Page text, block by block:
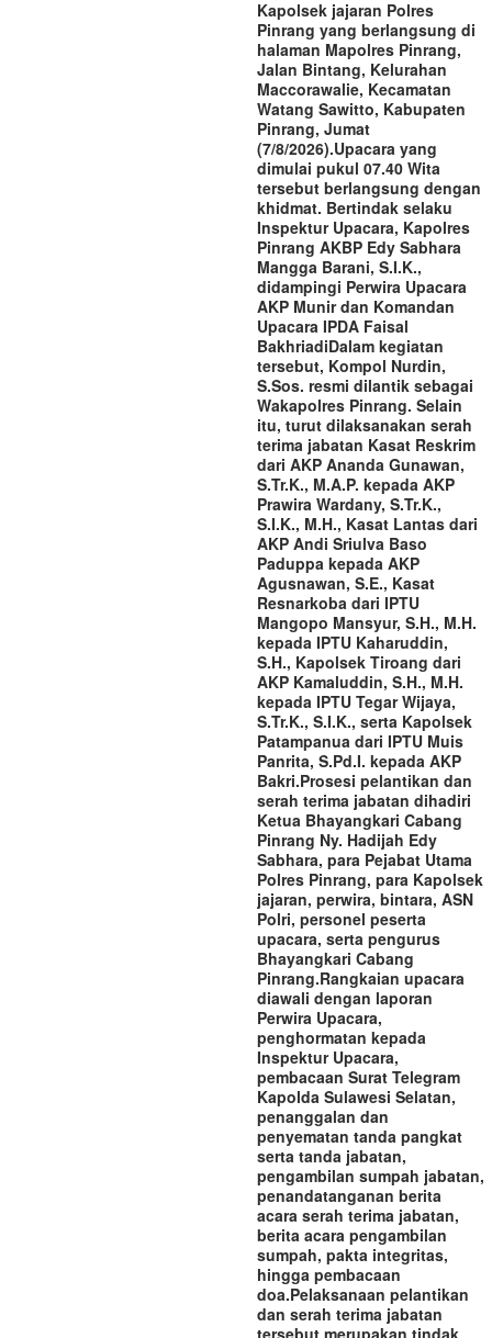
Kapolsek jajaran Polres
Pinrang yang berlangsung di
halaman Mapolres Pinrang,
Jalan Bintang, Kelurahan
Maccorawalie, Kecamatan
Watang Sawitto, Kabupaten
Pinrang, Jumat
(7/8/2026).‎‎Upacara yang
dimulai pukul 07.40 Wita
tersebut berlangsung dengan
khidmat. Bertindak selaku
Inspektur Upacara, Kapolres
Pinrang AKBP Edy Sabhara
Mangga Barani, S.I.K.,
didampingi Perwira Upacara
AKP Munir dan Komandan
Upacara IPDA Faisal
Bakhriadi‎‎Dalam kegiatan
tersebut, Kompol Nurdin,
S.Sos. resmi dilantik sebagai
Wakapolres Pinrang. Selain
itu, turut dilaksanakan serah
terima jabatan Kasat Reskrim
dari AKP Ananda Gunawan,
S.Tr.K., M.A.P. kepada AKP
Prawira Wardany, S.Tr.K.,
S.I.K., M.H., Kasat Lantas dari
AKP Andi Sriulva Baso
Paduppa kepada AKP
Agusnawan, S.E., Kasat
Resnarkoba dari IPTU
Mangopo Mansyur, S.H., M.H.
kepada IPTU Kaharuddin,
S.H., Kapolsek Tiroang dari
AKP Kamaluddin, S.H., M.H.
kepada IPTU Tegar Wijaya,
S.Tr.K., S.I.K., serta Kapolsek
Patampanua dari IPTU Muis
Panrita, S.Pd.I. kepada AKP
Bakri.‎‎Prosesi pelantikan dan
serah terima jabatan dihadiri
Ketua Bhayangkari Cabang
Pinrang Ny. Hadijah Edy
Sabhara, para Pejabat Utama
Polres Pinrang, para Kapolsek
jajaran, perwira, bintara, ASN
Polri, personel peserta
upacara, serta pengurus
Bhayangkari Cabang
Pinrang.‎‎Rangkaian upacara
diawali dengan laporan
Perwira Upacara,
penghormatan kepada
Inspektur Upacara,
pembacaan Surat Telegram
Kapolda Sulawesi Selatan,
penanggalan dan
penyematan tanda pangkat
serta tanda jabatan,
pengambilan sumpah jabatan,
penandatanganan berita
acara serah terima jabatan,
berita acara pengambilan
sumpah, pakta integritas,
hingga pembacaan
doa.‎‎Pelaksanaan pelantikan
dan serah terima jabatan
tersebut merupakan tindak